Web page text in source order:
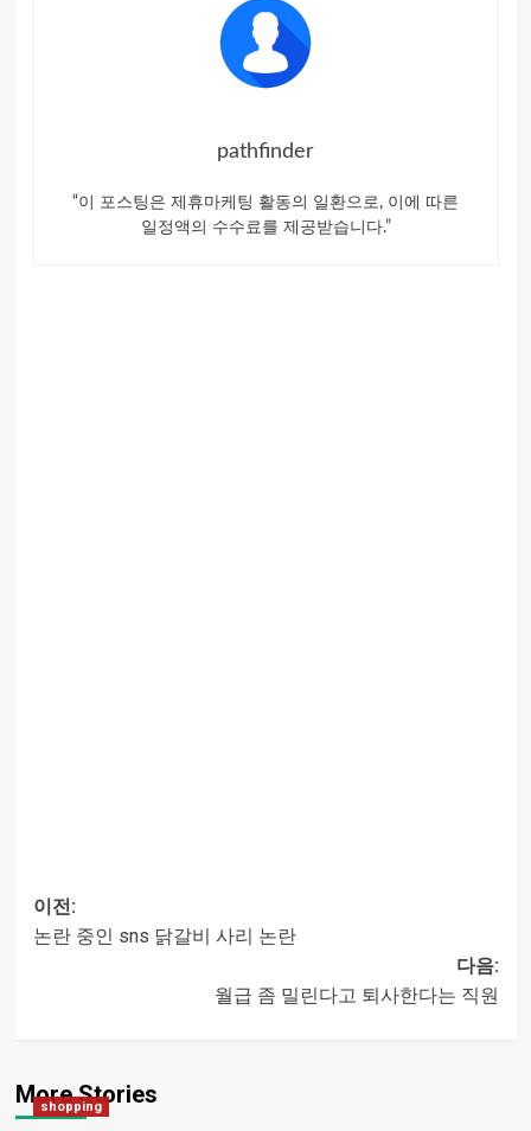
pathfinder
“이 포스팅은 제휴마케팅 활동의 일환으로, 이에 따른
일정액의 수수료를 제공받습니다.”
이전:
논란 중인 sns 닭갈비 사리 논란
다음:
월급 좀 밀린다고 퇴사한다는 직원
More Stories
shopping